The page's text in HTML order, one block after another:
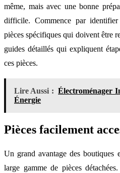
même, mais avec une bonne
difficile. Commence par
pièces spécifiques qui doivent être
guides détaillés qui expliquent
ces pièces.
Lire Aussi : Électroménager
Énergie
Pièces facilement
Un grand avantage des boutiques
large gamme de pièces